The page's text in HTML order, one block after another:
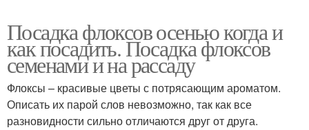
Посадка флоксов осенью когда и
как посадить. Посадка флоксов
семенами и на рассаду
Флоксы – красивые цветы с потрясающим ароматом.
Описать их парой слов невозможно, так как все
разновидности сильно отличаются друг от друга.